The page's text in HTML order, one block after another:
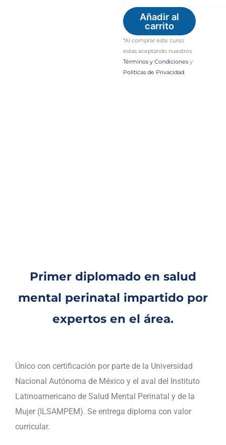
en
salud
mental
perinatal
(pagos
Añadir al
carrito
*Al comprar este curso
estas aceptando nuestros
Términos y Condiciones y
Políticas de Privacidad.
Primer diplomado en salud
mental perinatal impartido por
expertos en el área.
Único con certificación por parte de la Universidad
Nacional Autónoma de México y el aval del Instituto
Latinoamericano de Salud Mental Perinatal y de la
Mujer (ILSAMPEM). Se entrega diploma con valor
curricular.